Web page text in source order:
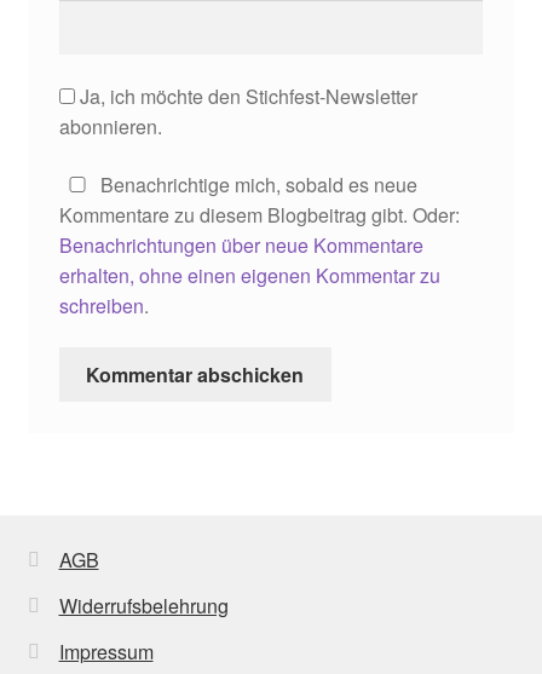
Ja, ich möchte den Stichfest-Newsletter
abonnieren.
Benachrichtige mich, sobald es neue
Kommentare zu diesem Blogbeitrag gibt. Oder:
Benachrichtungen über neue Kommentare
erhalten, ohne einen eigenen Kommentar zu
schreiben.
AGB
Widerrufsbelehrung
Impressum